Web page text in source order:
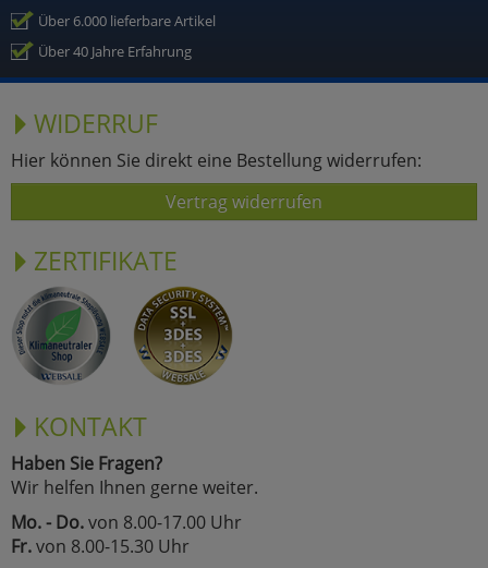
Über 6.000 lieferbare Artikel
Über 40 Jahre Erfahrung
WIDERRUF
Hier können Sie direkt eine Bestellung widerrufen:
Vertrag widerrufen
ZERTIFIKATE
KONTAKT
Haben Sie Fragen?
Wir helfen Ihnen gerne weiter.
Mo. - Do.von 8.00-17.00 Uhr
Fr.von 8.00-15.30 Uhr